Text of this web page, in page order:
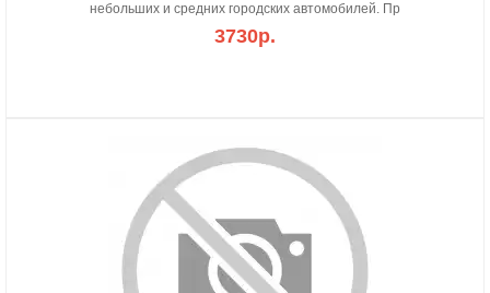
небольших и средних городских автомобилей. Пр
3730р.